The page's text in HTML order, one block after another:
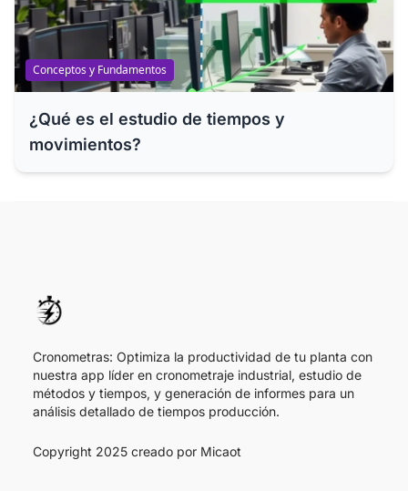
Conceptos y Fundamentos
¿Qué es el estudio de tiempos y
movimientos?
Cronometras: Optimiza la productividad de tu planta con
nuestra app líder en cronometraje industrial, estudio de
métodos y tiempos, y generación de informes para un
análisis detallado de tiempos producción.
Copyright 2025 creado por Micaot